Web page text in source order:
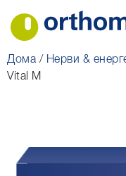
Дома/ Нерви &
Vital M